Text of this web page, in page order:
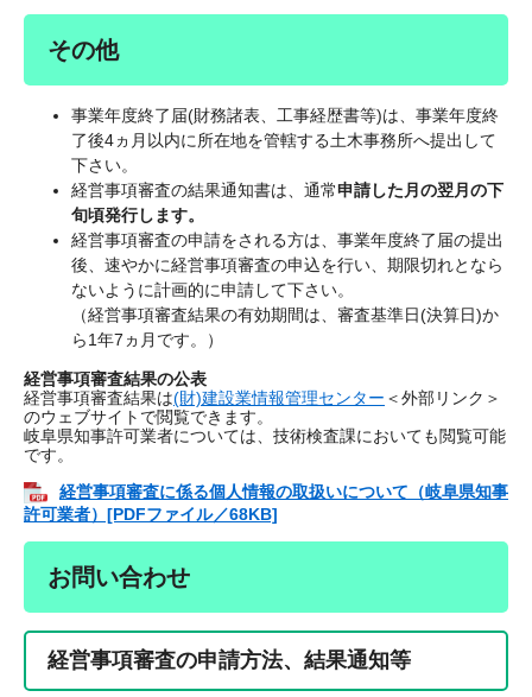
その他
事業年度終了届(財務諸表、工事経歴書等)は、事業年度終
了後4ヵ月以内に所在地を管轄する土木事務所へ提出して
下さい。
経営事項審査の結果通知書は、通常申請した月の翌月の下
旬頃発行します。
経営事項審査の申請をされる方は、事業年度終了届の提出
後、速やかに経営事項審査の申込を行い、期限切れとなら
ないように計画的に申請して下さい。
（経営事項審査結果の有効期間は、審査基準日(決算日)か
ら1年7ヵ月です。）
経営事項審査結果の公表
経営事項審査結果は(財)建設業情報管理センター ＜外部リンク＞
のウェブサイトで閲覧できます。
岐阜県知事許可業者については、技術検査課においても閲覧可能
です。
経営事項審査に係る個人情報の取扱いについて（岐阜県知事
許可業者）[PDFファイル／68KB]
お問い合わせ
経営事項審査の申請方法、結果通知等